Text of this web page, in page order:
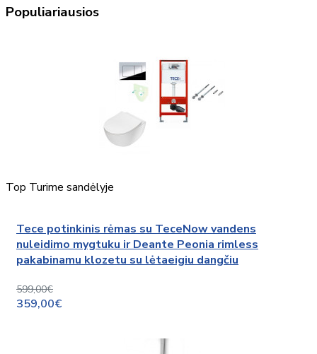
Populiariausios
Top Turime sandėlyje
Tece potinkinis rėmas su TeceNow vandens
nuleidimo mygtuku ir Deante Peonia rimless
pakabinamu klozetu su lėtaeigiu dangčiu
599,00€
359,00€